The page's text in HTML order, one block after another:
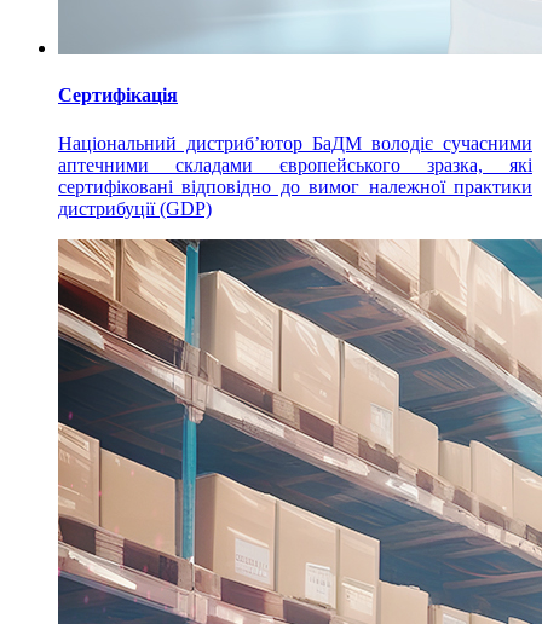
Сертифікація
Національний дистриб’ютор БаДМ володіє сучасними
аптечними складами європейського зразка, які
сертифіковані відповідно до вимог належної практики
дистрибуції (GDP)